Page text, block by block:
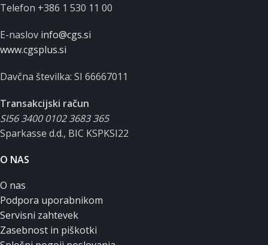
Telefon +386 1 530 11 00
E-naslov info@cgs.si
www.cgsplus.si
Davčna številka: SI 66667011
Transakcijski račun
SI56 3400 0102 3683 365
Sparkasse d.d., BIC KSPKSI22
O NAS
O nas
Podpora uporabnikom
Servisni zahtevek
Zasebnost in piškotki